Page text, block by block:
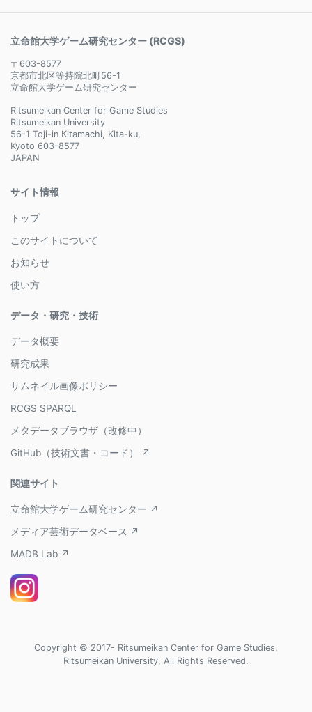
立命館大学ゲーム研究センター (RCGS)
〒603-8577
京都市北区等持院北町56-1
立命館大学ゲーム研究センター
Ritsumeikan Center for Game Studies
Ritsumeikan University
56-1 Toji-in Kitamachi, Kita-ku,
Kyoto 603-8577
JAPAN
サイト情報
トップ
このサイトについて
お知らせ
使い方
データ・研究・技術
データ概要
研究成果
サムネイル画像ポリシー
RCGS SPARQL
メタデータブラウザ（改修中）
GitHub（技術文書・コード） ↗
関連サイト
立命館大学ゲーム研究センター ↗
メディア芸術データベース ↗
MADB Lab ↗
Copyright © 2017- Ritsumeikan Center for Game Studies,
Ritsumeikan University, All Rights Reserved.